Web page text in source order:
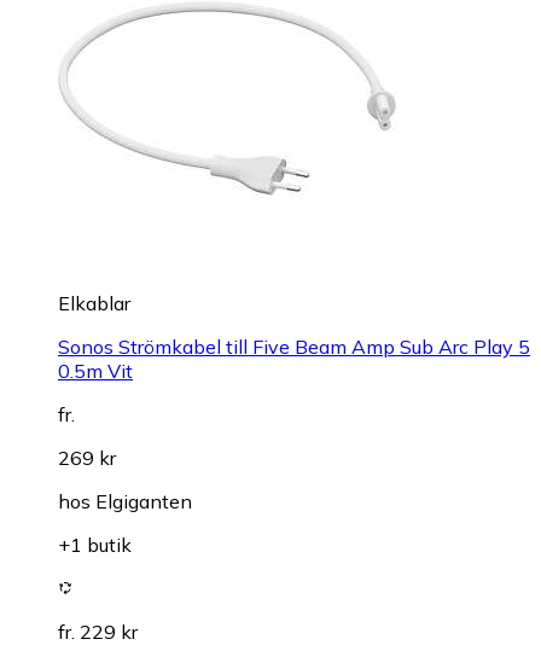
Elkablar
Sonos Strömkabel till Five Beam Amp Sub Arc Play 5
0.5m Vit
fr.
269 kr
hos Elgiganten
+1 butik
fr. 229 kr